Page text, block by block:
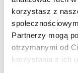
korzystasz z
Partnerzy mogą
otrzymanymi od
korzystania z ich
REGULAMIN
Ten sprzęt
wypożyczalnię
regulaminem
Regulamin